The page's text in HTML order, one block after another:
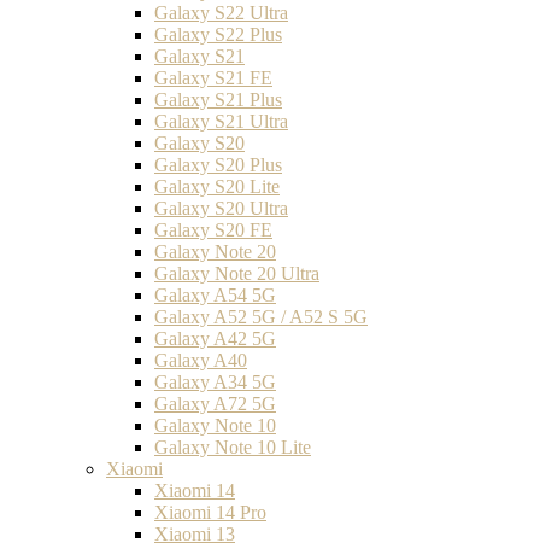
Galaxy S22 Ultra
Galaxy S22 Plus
Galaxy S21
Galaxy S21 FE
Galaxy S21 Plus
Galaxy S21 Ultra
Galaxy S20
Galaxy S20 Plus
Galaxy S20 Lite
Galaxy S20 Ultra
Galaxy S20 FE
Galaxy Note 20
Galaxy Note 20 Ultra
Galaxy A54 5G
Galaxy A52 5G / A52 S 5G
Galaxy A42 5G
Galaxy A40
Galaxy A34 5G
Galaxy A72 5G
Galaxy Note 10
Galaxy Note 10 Lite
Xiaomi
Xiaomi 14
Xiaomi 14 Pro
Xiaomi 13